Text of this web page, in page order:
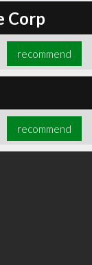
Corp
recommend
recommend